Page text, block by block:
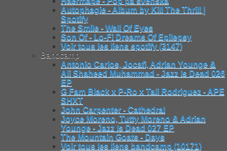
Autophagie - Album by Kill The Thrill |
Spotify
The Smile - Wall Of Eyes
Son Of - Lo-Fi Dreams Of Epilepsy
Voir tous les liens spotify (3147)
Bandcamp
Antonio Carlos, Jocafi, Adrian Younge &
Ali Shaheed Muhammad - Jazz Is Dead 026
EP
G Fam Black x P-Ro x Tali Rodriguez - APE
SHXT
John Carpenter - Cathedral
Joyce Moreno, Tutty Moreno & Adrian
Younge - Jazz Is Dead 027 EP
The Mountain Goats - Days
Voir tous les liens bandcamp (10171)